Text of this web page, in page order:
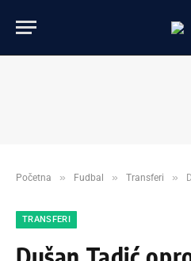
Početna » Fudbal » Transferi »
TRANSFERI